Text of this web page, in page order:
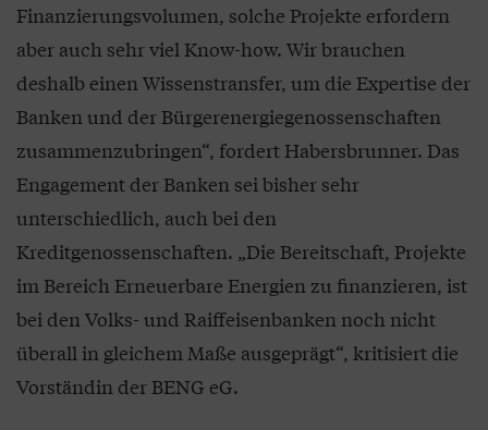
Finanzierungsvolumen, solche Projekte erfordern
aber auch sehr viel Know-how. Wir brauchen
deshalb einen Wissenstransfer, um die Expertise der
Banken und der Bürgerenergiegenossenschaften
zusammenzubringen“, fordert Habersbrunner. Das
Engagement der Banken sei bisher sehr
unterschiedlich, auch bei den
Kreditgenossenschaften. „Die Bereitschaft, Projekte
im Bereich Erneuerbare Energien zu finanzieren, ist
bei den Volks- und Raiffeisenbanken noch nicht
überall in gleichem Maße ausgeprägt“, kritisiert die
Vorständin der BENG eG.